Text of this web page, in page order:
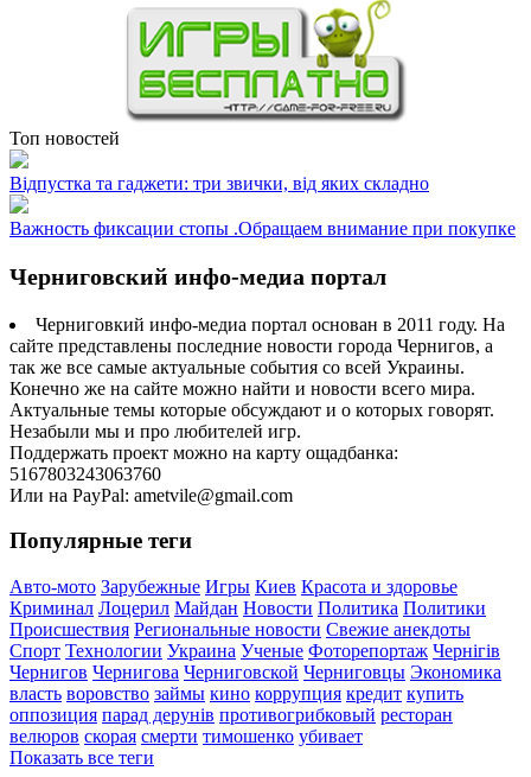
Топ новостей
Відпустка та гаджети: три звички, від яких складно
Важность фиксации стопы .Обращаем внимание при покупке
Черниговский инфо-медиа портал
Черниговкий инфо-медиа портал основан в 2011 году. На
сайте представлены последние новости города Чернигов, а
так же все самые актуальные события со всей Украины.
Конечно же на сайте можно найти и новости всего мира.
Актуальные темы которые обсуждают и о которых говорят.
Незабыли мы и про любителей игр.
Поддержать проект можно на карту ощадбанка:
5167803243063760
Или на PayPal: ametvile@gmail.com
Популярные теги
Авто-мото Зарубежные Игры Киев Красота и здоровье
Криминал Лоцерил Майдан Новости Политика Политики
Происшествия Региональные новости Свежие анекдоты
Спорт Технологии Украина Ученые Фоторепортаж Чернігів
Чернигов Чернигова Черниговской Черниговцы Экономика
власть воровство займы кино коррупция кредит купить
оппозиция парад дерунів противогрибковый ресторан
велюров скорая смерти тимошенко убивает
Показать все теги